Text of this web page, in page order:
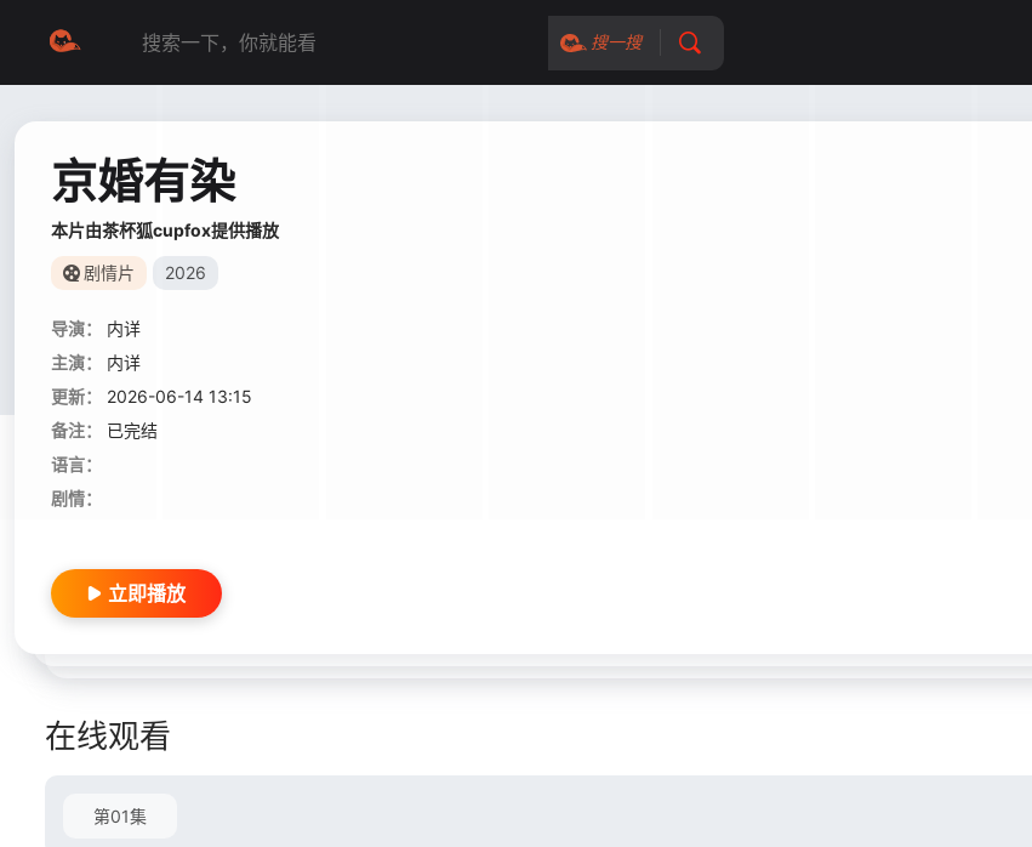
搜一搜
京婚有染
本片由茶杯狐cupfox提供播放
剧情片 2026
导演：
内详
主演：
内详
更新：
2026-06-14 13:15
备注：
已完结
语言：
剧情：
立即播放
在线观看
第01集